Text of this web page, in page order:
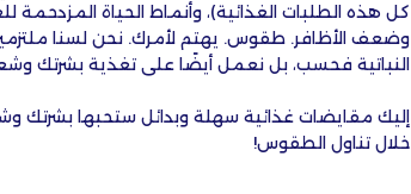
كل هذه الطلبات الغذائية)، وأنماط الحياة المزدحمة
وضعف الأظافر. طقوس. يهتم لأمرك. نحن لسنا ملتزمين
النباتية فحسب، بل نعمل أيضًا على تغذية بشرتك
إليك مقايضات غذائية سهلة وبدائل ستحبها بشرتك
خلال تناول الطقوس!